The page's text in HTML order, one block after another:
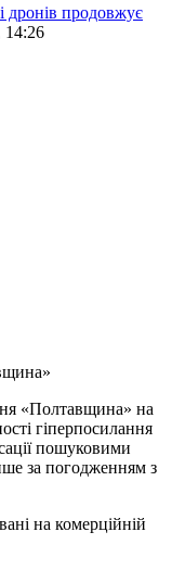
дронів продовжує
14:26
«Полтавщина» на
гіперпосилання
пошуковими
за погодженням з
на комерційній